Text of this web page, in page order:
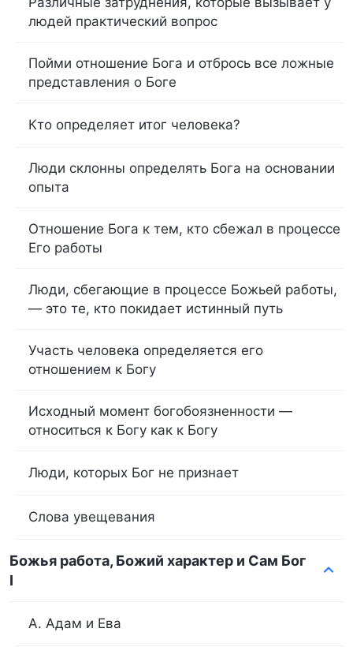
людей практический вопрос
Пойми отношение Бога и отбрось все ложные
представления о Боге
Кто определяет итог человека?
Люди склонны определять Бога на основании
опыта
Отношение Бога к тем, кто сбежал в процессе
Его работы
Люди, сбегающие в процессе Божьей работы,
— это те, кто покидает истинный путь
Участь человека определяется его
отношением к Богу
Исходный момент богобоязненности —
относиться к Богу как к Богу
Люди, которых Бог не признает
Слова увещевания
Божья работа, Божий характер и Сам Бог
I
А. Адам и Ева